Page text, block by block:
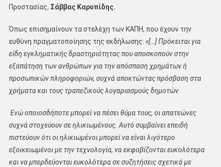
Προστασίας, Σάββας Καρυπίδης.
Όπως επισημαίνουν τα στελέχη των ΚΑΠΗ, που έχουν την
ευθύνη πραγματοποίησης της εκδήλωσης: «[…] Πρόκειται για
είδη εγκληματικής δραστηριότητας που αποσκοπούν στην
εξαπάτηση των ανθρώπων για την απόσπαση χρημάτων ή
προσωπικών πληροφοριών, συχνά αποκτώντας πρόσβαση στα
χρήματα και τους τραπεζικούς λογαριασμούς δημοτών.
Ενώ οποιοσδήποτε μπορεί να πέσει θύμα τους, οι απατεώνες
συχνά στοχεύουν σε ηλικιωμένους. Αυτό συμβαίνει επειδή
πιστεύουν ότι οι ηλικιωμένοι μπορεί να είναι λιγότερο
εξοικειωμένοι με την τεχνολογία, να εκφοβίζονται ευκολότερα
και να μπερδεύονται ευκολότερα σε συζητήσεις σχετικά με